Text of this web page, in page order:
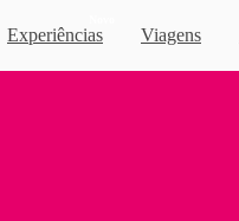
Experiências Viagens